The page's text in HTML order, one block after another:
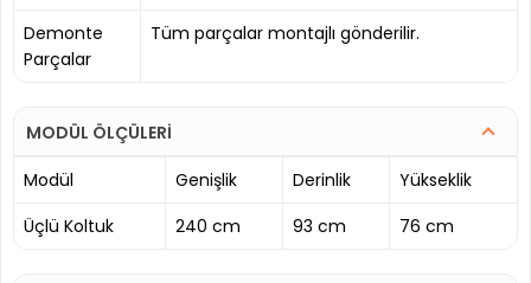
Demonte
Parçalar
Tüm parçalar montajlı gönderilir.
MODÜL ÖLÇÜLERİ
Modül
Genişlik Derinlik
Yükseklik
Üçlü Koltuk
240 cm 93 cm 76 cm